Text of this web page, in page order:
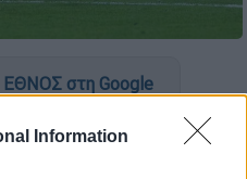
Information
ΕΘΝΟΣ στη Google
(0-0) στο